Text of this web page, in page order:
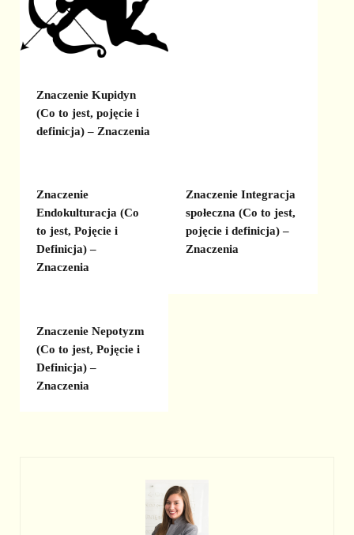
Znaczenie Kupidyn
(Co to jest, pojęcie i
definicja) – Znaczenia
Znaczenie
Endokulturacja (Co
to jest, Pojęcie i
Definicja) –
Znaczenia
Znaczenie Integracja
społeczna (Co to jest,
pojęcie i definicja) –
Znaczenia
Znaczenie Nepotyzm
(Co to jest, Pojęcie i
Definicja) –
Znaczenia